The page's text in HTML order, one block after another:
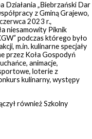
Działania „Biebrzański Dar
z Gminą Grajewo,
2023 r.,
niesamowity Piknik
podczas którego było
m.in. kulinarne specjały
przez Koła Gospodyń
animacje,
loterie z
kulinarny, występy
również Szkolny